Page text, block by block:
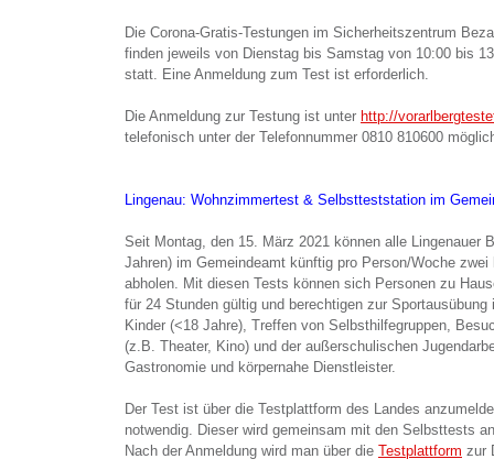
Die Corona-Gratis-Testungen im Sicherheitszentrum
finden jeweils von Dienstag bis Samstag von 10:00 bis
statt. Eine Anmeldung zum Test ist erforderlich.
Die Anmeldung zur Testung ist unter http://
telefonisch unter der Telefonnummer 0810 810600
Lingenau: Wohnzimmertest & Selbstteststation im
Seit Montag, den 15. März 2021 können alle Lingenauer
Jahren) im Gemeindeamt künftig pro Person/Woche zwei
abholen. Mit diesen Tests können sich Personen zu
für 24 Stunden gültig und berechtigen zur
Kinder (<18 Jahre), Treffen von Selbsthilfegruppen,
(z.B. Theater, Kino) und der außerschulischen
Gastronomie und körpernahe Dienstleister.
Der Test ist über die Testplattform des Landes
notwendig. Dieser wird gemeinsam mit den Selbsttests
Nach der Anmeldung wird man über die Testplattform zur